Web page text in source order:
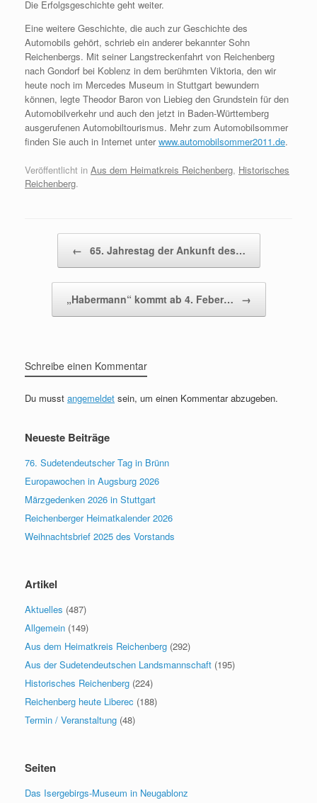
Die Erfolgsgeschichte geht weiter.
Eine weitere Geschichte, die auch zur Geschichte des
Automobils gehört, schrieb ein anderer bekannter Sohn
Reichenbergs. Mit seiner Langstreckenfahrt von Reichenberg
nach Gondorf bei Koblenz in dem berühmten Viktoria, den wir
heute noch im Mercedes Museum in Stuttgart bewundern
können, legte Theodor Baron von Liebieg den Grundstein für den
Automobilverkehr und auch den jetzt in Baden-Württemberg
ausgerufenen Automobiltourismus. Mehr zum Automobilsommer
finden Sie auch in Internet unterwww.automobilsommer2011.de.
Veröffentlicht in Aus dem Heimatkreis Reichenberg, Historisches
Reichenberg.
← 65. Jahrestag der Ankunft des…
„Habermann“ kommt ab 4. Feber… →
Schreibe einen Kommentar
Du musst angemeldet sein, um einen Kommentar abzugeben.
Neueste Beiträge
76. Sudetendeutscher Tag in Brünn
Europawochen in Augsburg 2026
Märzgedenken 2026 in Stuttgart
Reichenberger Heimatkalender 2026
Weihnachtsbrief 2025 des Vorstands
Artikel
Aktuelles (487)
Allgemein (149)
Aus dem Heimatkreis Reichenberg (292)
Aus der Sudetendeutschen Landsmannschaft (195)
Historisches Reichenberg (224)
Reichenberg heute Liberec (188)
Termin / Veranstaltung (48)
Seiten
Das Isergebirgs-Museum in Neugablonz